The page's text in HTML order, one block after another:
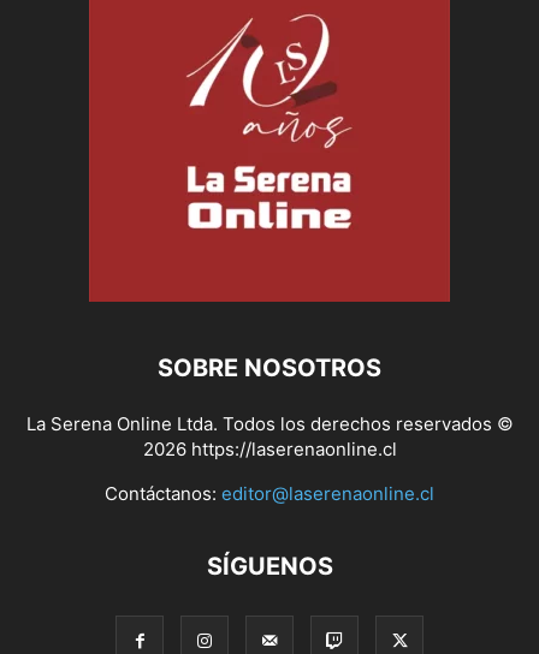
SOBRE NOSOTROS
La Serena Online Ltda. Todos los derechos reservados ©
2026 https://laserenaonline.cl
Contáctanos: editor@laserenaonline.cl
SÍGUENOS